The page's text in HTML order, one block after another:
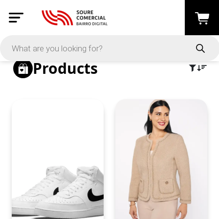
PRICE
CATEGORIES
Artesanato(152)
Calçado(47)
Costura e Trabalhos Manuais
(73)
Products